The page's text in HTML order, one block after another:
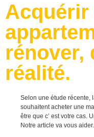
Acquérir
rénover,
réalité.
Selon une étude récente,
souhaitent acheter une
être que c’ est votre cas.
Notre article va vous aider.